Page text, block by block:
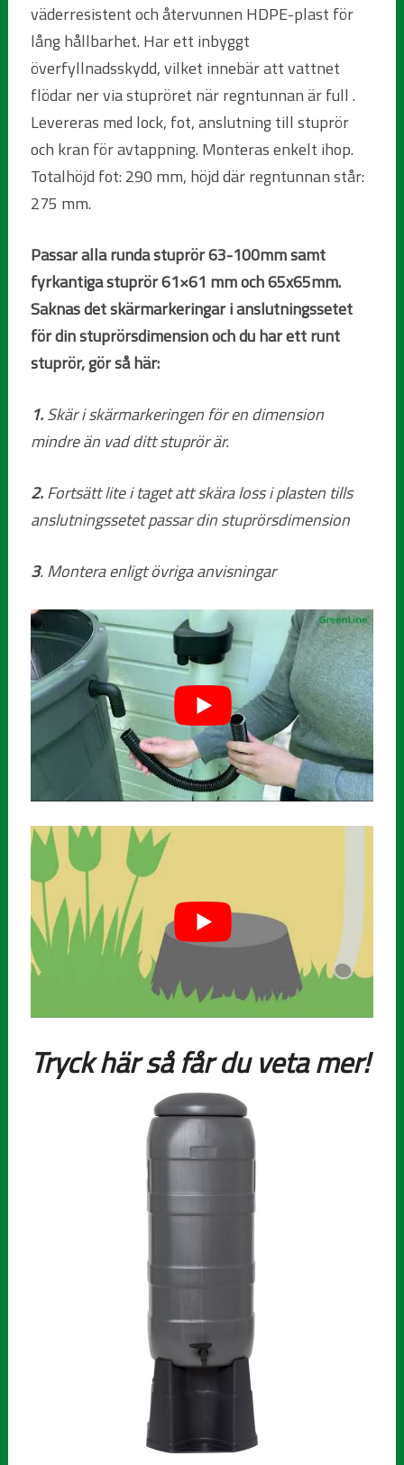
väderresistent och återvunnen HDPE-plast för
lång hållbarhet. Har ett inbyggt
överfyllnadsskydd, vilket innebär att vattnet
flödar ner via stupröret när regntunnan är full .
Levereras med lock, fot, anslutning till stuprör
och kran för avtappning. Monteras enkelt ihop.
Totalhöjd fot: 290 mm, höjd där regntunnan står:
275 mm.
Passar alla runda stuprör 63-100mm samt
fyrkantiga stuprör 61×61 mm och 65x65mm.
Saknas det skärmarkeringar i anslutningssetet
för din stuprörsdimension och du har ett runt
stuprör, gör så här:
1.Skär i skärmarkeringen för en dimension
mindre än vad ditt stuprör är.
2.Fortsätt lite i taget att skära loss i plasten tills
anslutningssetet passar din stuprörsdimension
3. Montera enligt övriga anvisningar
Tryck här så får du veta mer!